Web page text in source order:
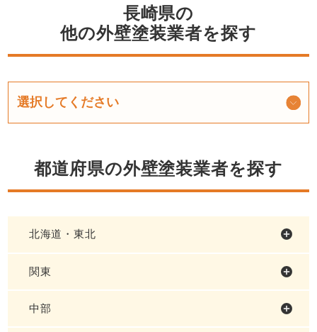
長崎県の
他の外壁塗装業者を探す
都道府県の外壁塗装業者を探す
北海道・東北
関東
中部